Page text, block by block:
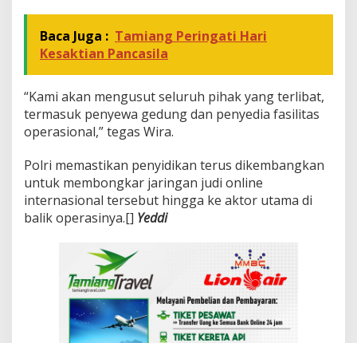
Baca Juga : Tamiang Peringati Hari
Kesaktian Pancasila
“Kami akan mengusut seluruh pihak yang terlibat,
termasuk penyewa gedung dan penyedia fasilitas
operasional,” tegas Wira.
Polri memastikan penyidikan terus dikembangkan
untuk membongkar jaringan judi online
internasional tersebut hingga ke aktor utama di
balik operasinya.[] Yeddi